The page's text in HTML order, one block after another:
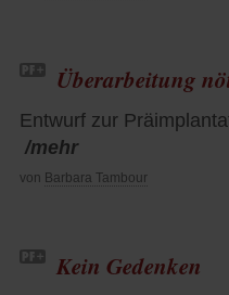
Überarbeitung
Entwurf zur
/mehr
von Barbara Tambour
Kein Gedenken